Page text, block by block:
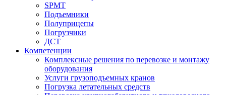
SPMT
Подъемники
Полуприцепы
Погрузчики
ДСТ
Компетенции
Комплексные решения по перевозке и монтажу
оборудования
Услуги грузоподъемных кранов
Погрузка летательных средств